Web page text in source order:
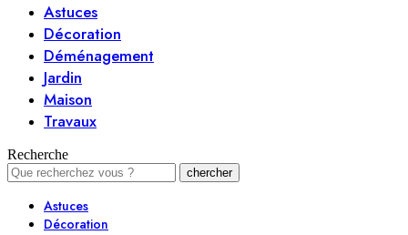
Astuces
Décoration
Déménagement
Jardin
Maison
Travaux
Recherche
Astuces
Décoration